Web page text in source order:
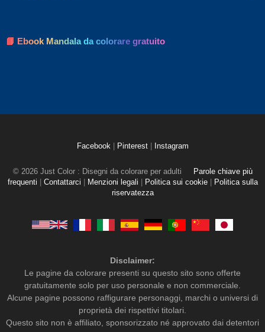
📘 Ebook Mandala da colorare gratuito
Facebook Pinterest Instagram
© 2026 Just Color : Disegni da colorare per adulti
Parole chiave più
frequenti
Contattarci Menzioni legali Politica sui cookie
Politica sulla
riservatezza
Disclaimer:
Le pagine da colorare presenti su questo sito sono offerte
gratuitamente solo per uso personale e non commerciale.
Alcune pagine possono raffigurare personaggi, marchi o universi di
proprietà dei rispettivi titolari.
Questo sito non è affiliato, sponsorizzato né approvato dai detentori